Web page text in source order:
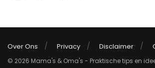
Over Ons Privacy Disclaimer
© 2026 Mama's & Oma's - Praktische tips en